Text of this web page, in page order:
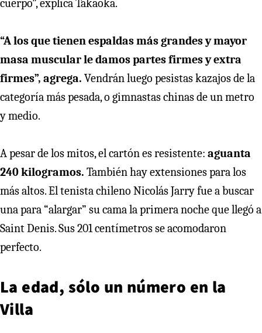
cuerpo”, explica Takaoka.
“A los que tienen espaldas más grandes y mayor
masa muscular le damos partes firmes y extra
firmes”, agrega. Vendrán luego pesistas kazajos de la
categoría más pesada, o gimnastas chinas de un metro
y medio.
A pesar de los mitos, el cartón es resistente: aguanta
240 kilogramos. También hay extensiones para los
más altos. El tenista chileno Nicolás Jarry fue a buscar
una para “alargar” su cama la primera noche que llegó a
Saint Denis. Sus 201 centímetros se acomodaron
perfecto.
La edad, sólo un número en la
Villa